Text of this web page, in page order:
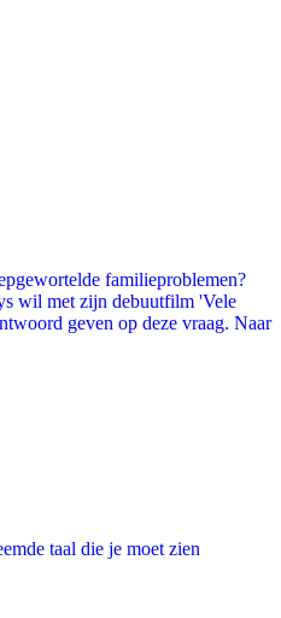
familieproblemen?
wil met zijn debuutfilm 'Vele
geven op deze vraag. Naar
taal die je moet zien